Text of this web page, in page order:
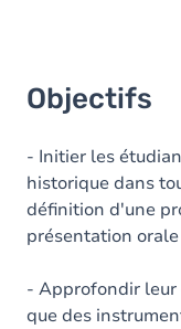
Objectifs
- Initier les
historique dans
définition d'une
présentation
- Approfondir leur
que des